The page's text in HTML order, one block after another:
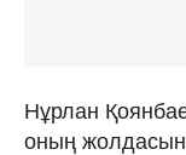
Нұрлан
оның жолдасын